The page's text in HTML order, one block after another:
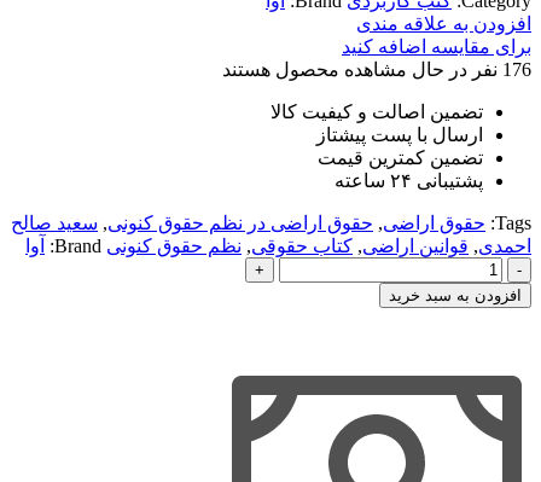
افزودن به علاقه مندی
برای مقایسه اضافه کنید
176 نفر در حال مشاهده محصول هستند
تضمین اصالت و کیفیت کالا
ارسال با پست پیشتاز
تضمین کمترین قیمت
پشتیبانی ۲۴ ساعته
Tags: حقوق اراضی, حقوق اراضی در نظم حقوق کنونی, سعید صالح
احمدی, قوانین اراضی, کتاب حقوقی, نظم حقوق کنونی Brand:
آوا
حقوق
اراضی
در
کنونی
صالح
افزودن به سبد خرید